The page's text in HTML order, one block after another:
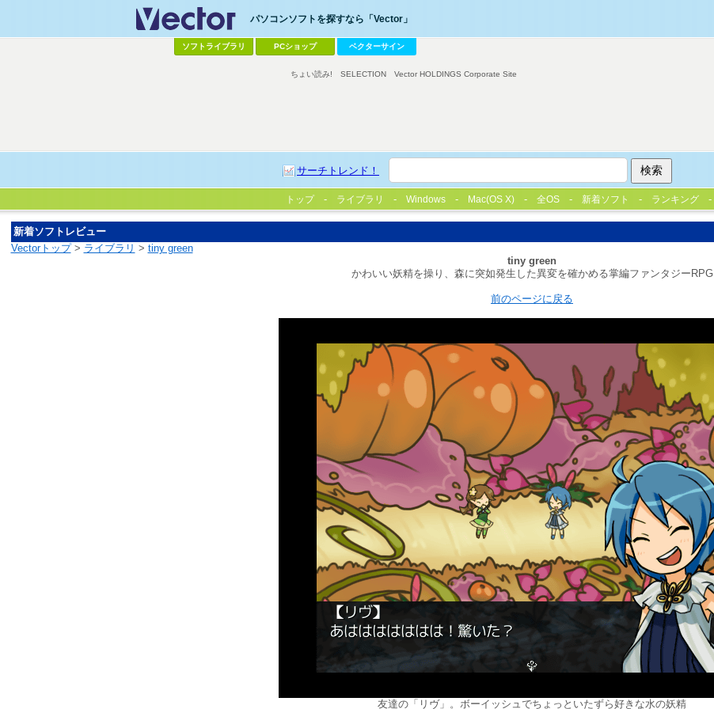
パソコンソフトを探すなら「Vector」
ソフトライブラリ PCショップ ベクターサイン
サーチトレンド！
ちょい読み! SELECTION Vector HOLDINGS Corporate Site
トップ ライブラリ Windows Mac(OS X) 全OS 新着ソフト ランキング
新着ソフトレビュー
Vectorトップ> ライブラリ > tiny green
tiny green
かわいい妖精を操り、森に突如発生した異変を確かめる掌編ファンタジーRPG
前のページに戻る
友達の「リヴ」。ボーイッシュでちょっといたずら好きな水の妖精